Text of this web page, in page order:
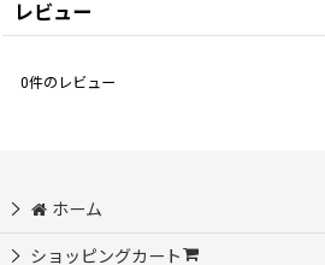
レビュー
0件のレビュー
ホーム
ショッピングカート